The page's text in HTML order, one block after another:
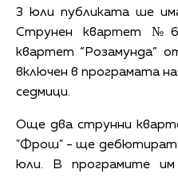
3 юли публиката ше
Струнен квартет
квартет “Розамунда”
включен в програмата
седмици.
Още два струнни
"Фрош" - ще дебютират
юли. В програмите